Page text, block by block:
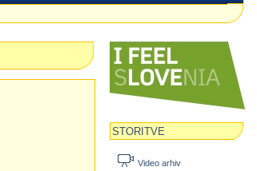
STORITVE
Video arhiv